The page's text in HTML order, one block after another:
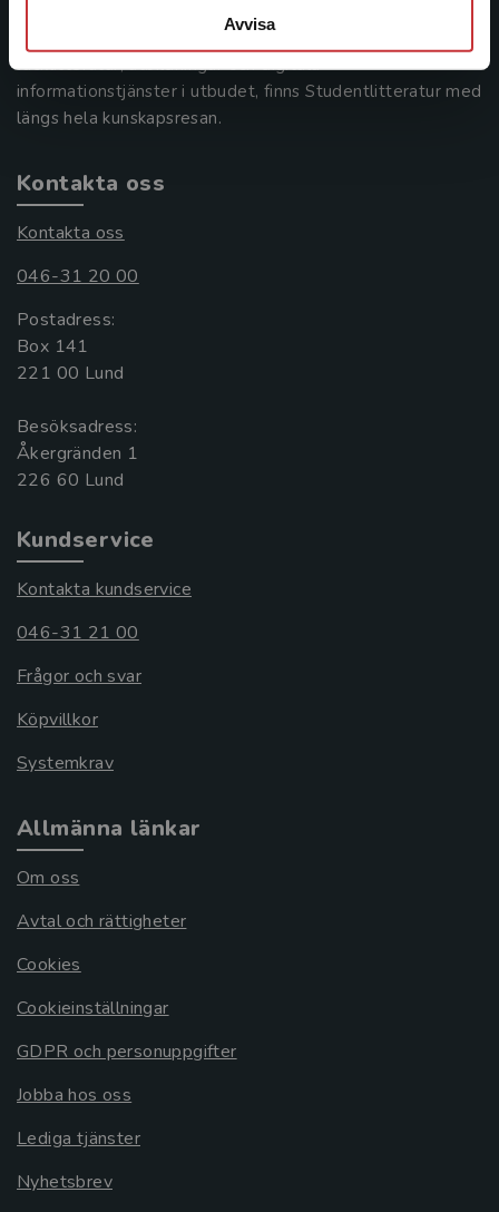
Avvisa
facklitteratur, utbildningar och digitala
informationstjänster i utbudet, finns Studentlitteratur med
längs hela kunskapsresan.
Kontakta oss
Kontakta oss
046-31 20 00
Postadress:
Box 141
221 00 Lund
Besöksadress:
Åkergränden 1
Kundservice
Kontakta kundservice
046-31 21 00
Frågor och svar
Köpvillkor
Systemkrav
Allmänna länkar
Om oss
Avtal och rättigheter
Cookies
Cookieinställningar
GDPR och personuppgifter
Jobba hos oss
Lediga tjänster
Nyhetsbrev